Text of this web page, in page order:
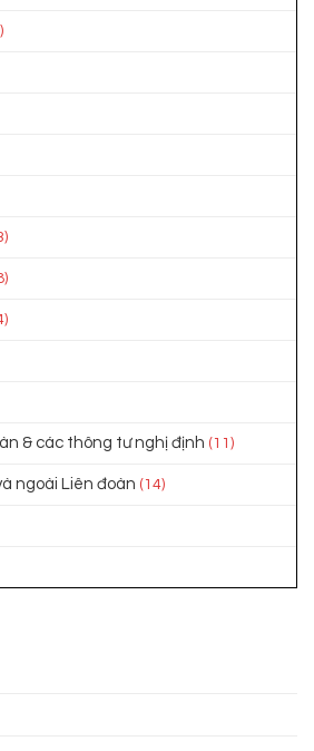
& các thông tư nghị định (11)
ngoài Liên đoàn (14)